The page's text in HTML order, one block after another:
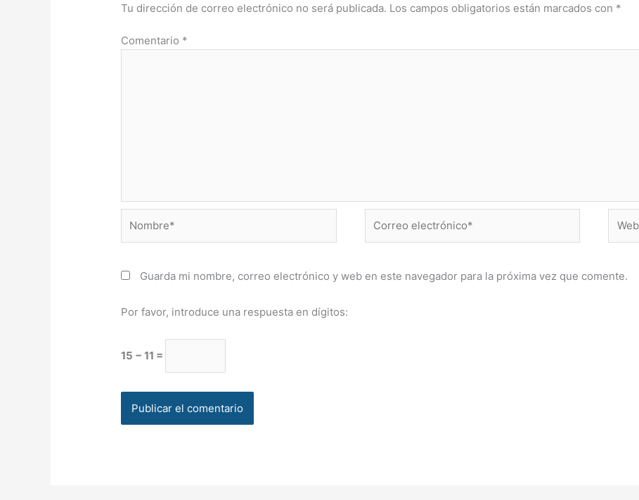
Tu dirección de correo electrónico no será publicada. Los campos obligatorios están marcados con *
Comentario *
electrónico*
Guarda mi nombre, correo electrónico y web en este navegador para la próxima vez que comente.
Por favor, introduce una respuesta en dígitos:
15 − 11 =